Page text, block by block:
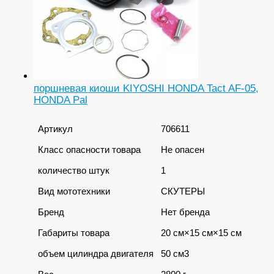
поршневая киоши KIYOSHI HONDA Tact AF-05,
HONDA Pal
Артикул
706611
Класс опасности товара
Не опасен
количество штук
1
Вид мототехники
СКУТЕРЫ
Бренд
Нет бренда
Габариты товара
20 см×15 см×15 см
объем цилиндра двигателя
50 см3